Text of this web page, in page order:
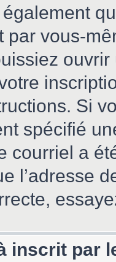
par vous-
Si
spécifié
courriel a
l’adresse
inscrit par